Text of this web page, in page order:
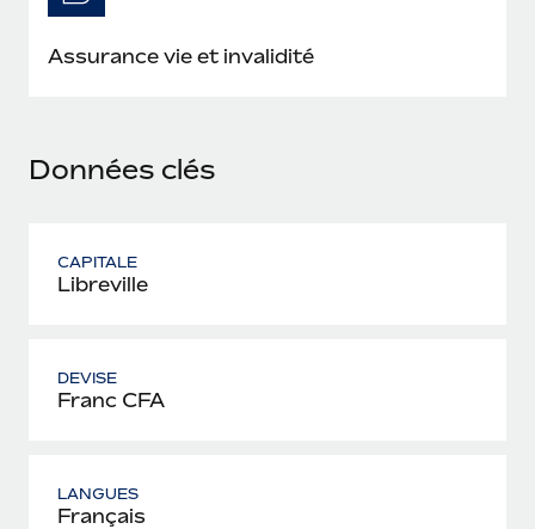
En savoir plus
Assurance vie et invalidité
Données clés
CAPITALE
Libreville
DEVISE
Franc CFA
LANGUES
Français